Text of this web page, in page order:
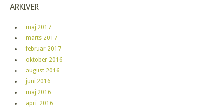
ARKIVER
maj 2017
marts 2017
februar 2017
oktober 2016
august 2016
juni 2016
maj 2016
april 2016